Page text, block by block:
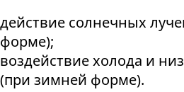
действие солнечных
форме);
воздействие холода и
(при зимней форме).